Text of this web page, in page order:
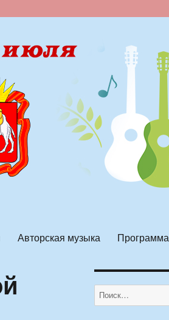
Авторская музыка Программа
Искать: